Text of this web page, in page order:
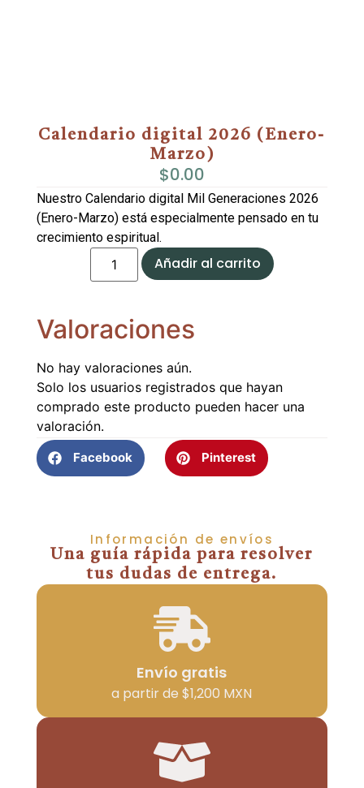
Calendario digital 2026 (Enero-
Marzo)
$0.00
Nuestro Calendario digital Mil Generaciones 2026
(Enero-Marzo) está especialmente pensado en tu
crecimiento espiritual.
Añadir al carrito
Valoraciones
No hay valoraciones aún.
Solo los usuarios registrados que hayan
comprado este producto pueden hacer una
valoración.
Facebook Pinterest
Información de envíos
Una guía rápida para resolver
tus dudas de entrega.
Envío gratis
a partir de $1,200 MXN